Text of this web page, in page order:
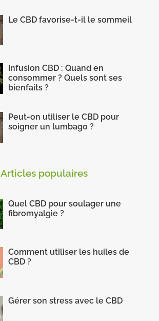
Le CBD favorise-t-il le sommeil
Infusion CBD : Quand en
consommer ? Quels sont ses
bienfaits ?
Peut-on utiliser le CBD pour
soigner un lumbago ?
Articles populaires
Quel CBD pour soulager une
fibromyalgie ?
Comment utiliser les huiles de
CBD ?
Gérer son stress avec le CBD